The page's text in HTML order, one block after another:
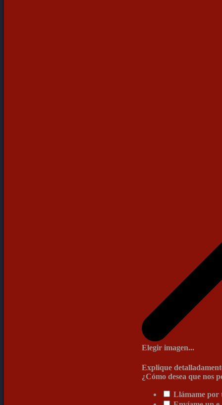
Elegir imagen...
Explique
¿Cómo desea que nos
Llámame por